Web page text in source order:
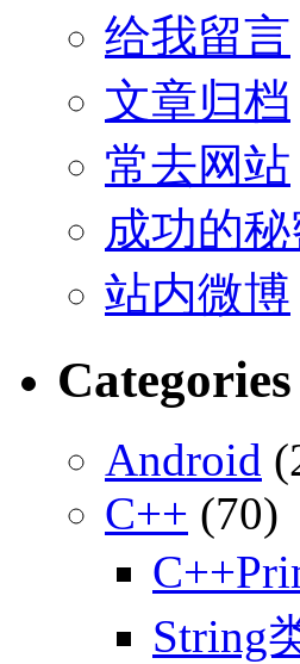
给我留言
文章归档
常去网站
成功的
站内微博
Categories
Android
C++ (70)
String